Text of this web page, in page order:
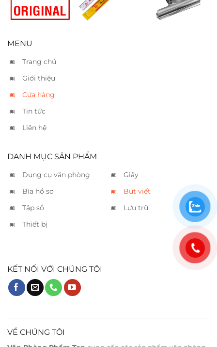
MENU
Trang chủ
Giới thiệu
Cửa hàng
Tin tức
Liên hệ
DANH MỤC SẢN PHẨM
Dụng cụ văn phòng
Giấy
Bìa hồ sơ
Bút viết
Tập sổ
Lưu trữ
Thiết bị
KẾT NỐI VỚI CHÚNG TÔI
VỀ CHÚNG TÔI